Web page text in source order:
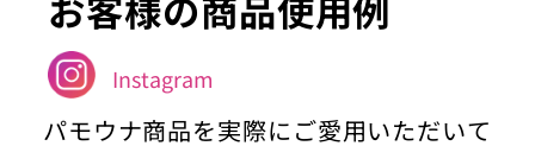
Instagram
パモウナ商品を実際にご愛用いただいて